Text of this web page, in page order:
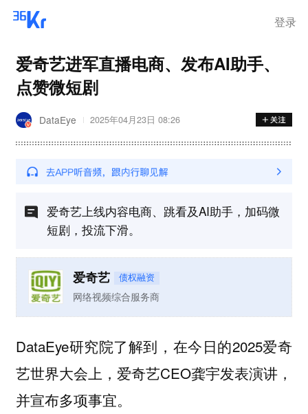
登录
爱奇艺进军直播电商、发布AI助手、
点赞微短剧
DataEye 2025年04月23日 08:26
爱奇艺上线内容电商、跳看及AI助手，加码微
短剧，投流下滑。
爱奇艺 债权融资
网络视频综合服务商
DataEye研究院了解到，在今日的2025爱奇
艺世界大会上，爱奇艺CEO龚宇发表演讲，
并宣布多项事宜。